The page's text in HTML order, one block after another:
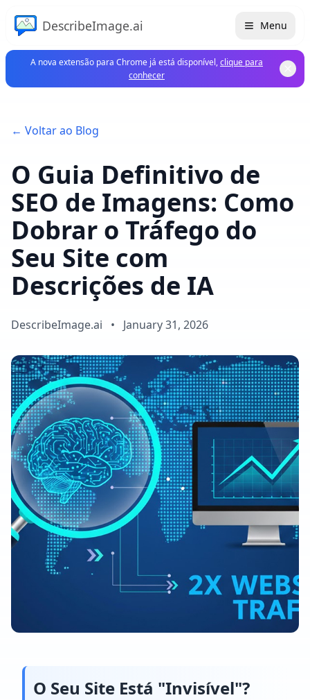
DescribeImage.ai Menu
A nova extensão para Chrome já está disponível,clique para
conhecer
← Voltar ao Blog
O Guia Definitivo de
SEO de Imagens: Como
Dobrar o Tráfego do
Seu Site com
Descrições de IA
DescribeImage.ai • January 31, 2026
O Seu Site Está "Invisível"?